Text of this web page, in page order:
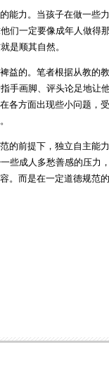
能力。当孩子在做一些力
们一定要像成年人做得
是顺其自然。
益的。笔者根据从教的教
手画脚、评头论足地让
各方面出现些小问题，受
的前提下，独立自主能力
些成人多愁善感的压力，
。而是在一定道德规范的